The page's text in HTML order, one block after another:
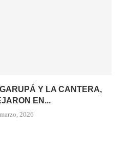
Y LA CANTERA,
EN...
2026